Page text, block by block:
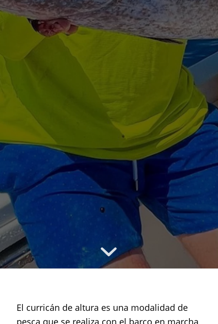
El curricán de altura es una modalidad de